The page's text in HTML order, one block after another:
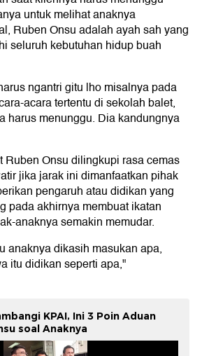
untuk melihat anaknya
Ruben Onsu adalah ayah sah yang
seluruh kebutuhan hidup buah
ngantri gitu lho misalnya pada
acara tertentu di sekolah balet,
harus menunggu. Dia kandungnya
Ruben Onsu dilingkupi rasa cemas
jika jarak ini dimanfaatkan pihak
pengaruh atau didikan yang
pada akhirnya membuat ikatan
anaknya semakin memudar.
anaknya dikasih masukan apa,
itu didikan seperti apa,"
KPAI, Ini 3 Poin Aduan
soal Anaknya